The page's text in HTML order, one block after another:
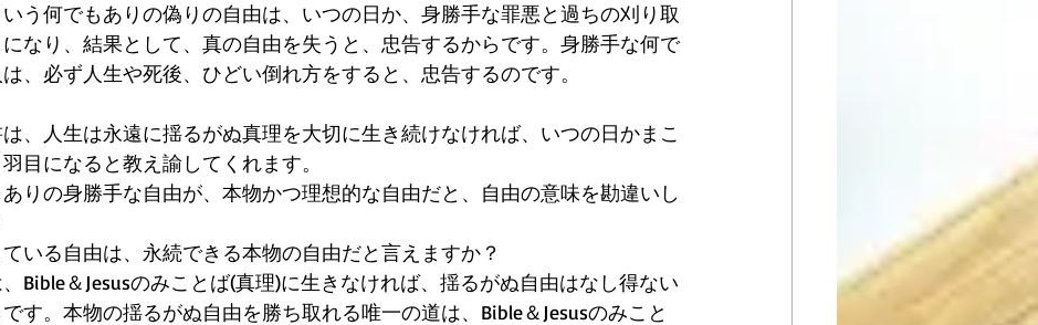
う何でもありの偽りの自由は、いつの日か、身勝手な罪悪と過ちの刈り取
なり、結果として、真の自由を失うと、忠告するからです。身勝手な何で
、必ず人生や死後、ひどい倒れ方をすると、忠告するのです。
、人生は永遠に揺るがぬ真理を大切に生き続けなければ、いつの日かまこ
目になると教え諭してくれます。
りの身勝手な自由が、本物かつ理想的な自由だと、自由の意味を勘違いし
いる自由は、永続できる本物の自由だと言えますか？
Bible＆Jesusのみことば(真理)に生きなければ、揺るがぬ自由はなし得ない
す。本物の揺るがぬ自由を勝ち取れる唯一の道は、Bible＆Jesusのみこと